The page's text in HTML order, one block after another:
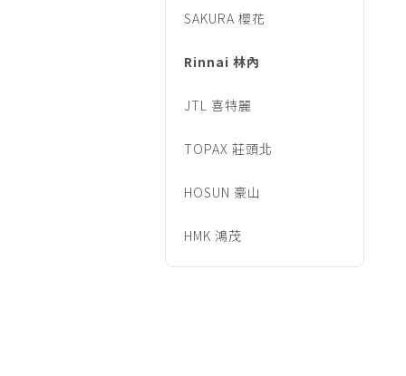
廚房家電
生活家電
SAKURA 櫻花
Rinnai 林內
JTL 喜特麗
TOPAX 莊頭北
HOSUN 豪山
HMK 鴻茂